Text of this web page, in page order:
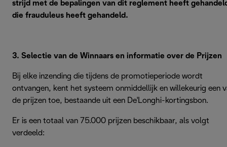
strijd met de bepalingen van dit reglement heeft
die frauduleus heeft gehandeld.
3. Selectie van de Winnaars en informatie over de Prijzen
Bij elke inzending die tijdens de promotieperiode wordt
ontvangen, kent het systeem onmiddellijk en willekeurig een
de prijzen toe, bestaande uit een De'Longhi-kortingsbon.
Er is een totaal van 75.000 prijzen beschikbaar, als volgt
verdeeld: